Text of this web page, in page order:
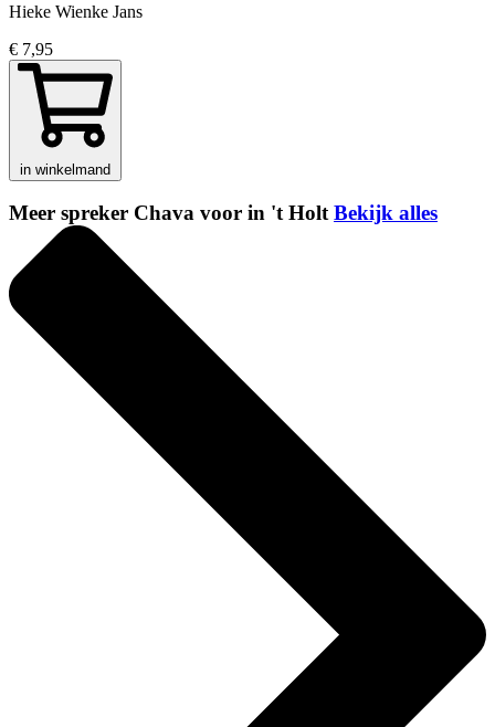
Hieke Wienke Jans
€ 7,95
in winkelmand
Meer spreker Chava voor in 't HoltBekijk alles